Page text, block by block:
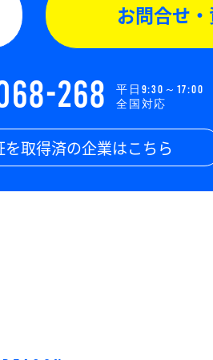
お問合せ
268
平日9:30～17:00
全国対応
を取得済の企業はこちら